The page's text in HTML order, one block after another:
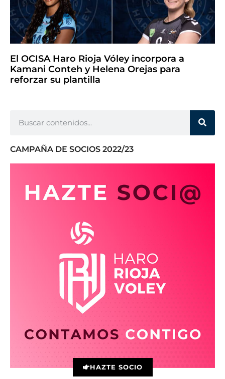
El OCISA Haro Rioja Vóley incorpora a
Kamani Conteh y Helena Orejas para
reforzar su plantilla
CAMPAÑA DE SOCIOS 2022/23
HAZTE SOCIO